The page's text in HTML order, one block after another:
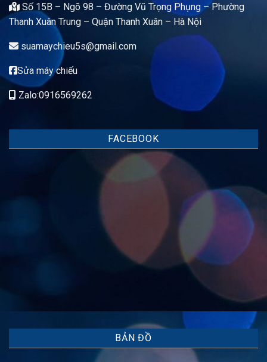
Số 15B – Ngõ 98 – Đường Vũ Trọng Phụng – Phường
Thanh Xuân Trung – Quận Thanh Xuân – Hà Nội
suamaychieu5s@gmail.com
Sửa máy chiếu
Zalo:0916569262
FACEBOOK
BẢN ĐỒ